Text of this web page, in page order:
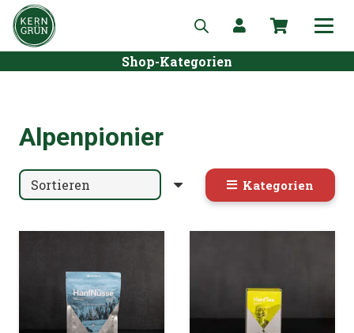
Shop-Kategorien
Alpenpionier
Kategorien